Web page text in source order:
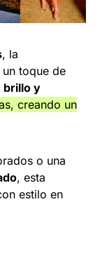
, la
toque de
brillo y
creando un
o una
, esta
estilo en